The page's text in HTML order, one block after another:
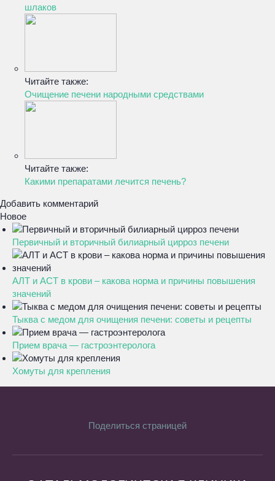
шлаков
Читайте также:
Очищение печени народными средствами
Читайте также:
Какими препаратами лечится печень?
Добавить комментарий
Новое
Первичный и вторичный билиарный цирроз печени
АЛТ и АСТ в крови – какова норма и причины повышения
значений
Тыква с медом для очищения печени: советы и рецепты
Прием врача — гастроэнтеролога
Хомуты для крепления
Поделиться страницей